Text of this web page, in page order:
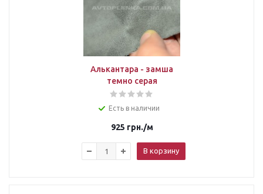
Алькантара - замша
темно серая
Есть в наличии
925 грн./м
В корзину